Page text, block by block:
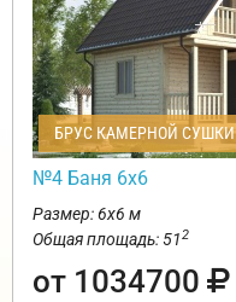
БРУС КАМЕРНОЙ СУШКИ
№4 Баня 6х6
Размер: 6х6 м
Общая площадь: 512
от 1034700